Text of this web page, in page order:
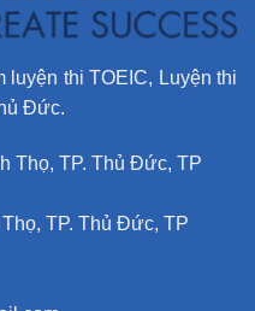
luyện thi TOEIC, Luyện thi
Đức.
Thọ, TP. Thủ Đức, TP
TP. Thủ Đức, TP